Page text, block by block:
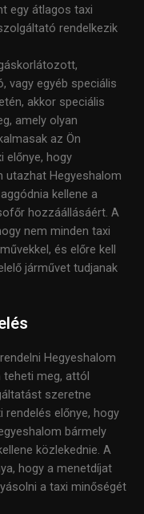
egy átlagos taxi
rendelkezik
vagy egyéb speciális
akkor speciális
amely olyan
az Ön
előnye, hogy
utazhat Hegyeshalom
kellene a
hozzáállásáért. A
nem minden taxi
és előre kell
járművet tudjanak
Hegyeshalom
meg, attól
szeretne
rendelés előnye, hogy
bármely
közlekednie. A
hogy a menetdíjat
a taxi minőségét